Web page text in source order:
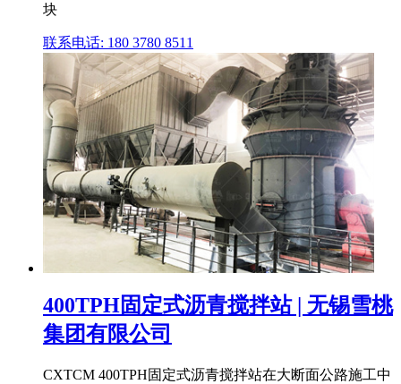
块
联系电话: 180 3780 8511
400TPH固定式沥青搅拌站 | 无锡雪桃
集团有限公司
CXTCM 400TPH固定式沥青搅拌站在大断面公路施工中